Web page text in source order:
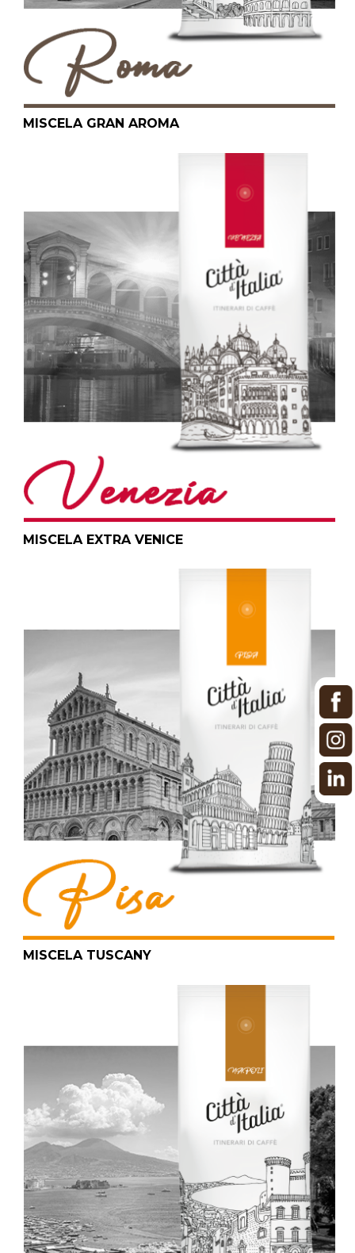
MISCELA GRAN AROMA
MISCELA EXTRA VENICE
MISCELA TUSCANY